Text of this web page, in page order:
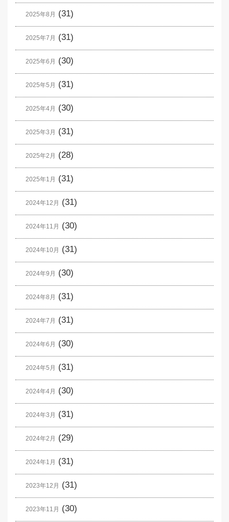
2025年8月 (31)
2025年7月 (31)
2025年6月 (30)
2025年5月 (31)
2025年4月 (30)
2025年3月 (31)
2025年2月 (28)
2025年1月 (31)
2024年12月 (31)
2024年11月 (30)
2024年10月 (31)
2024年9月 (30)
2024年8月 (31)
2024年7月 (31)
2024年6月 (30)
2024年5月 (31)
2024年4月 (30)
2024年3月 (31)
2024年2月 (29)
2024年1月 (31)
2023年12月 (31)
2023年11月 (30)